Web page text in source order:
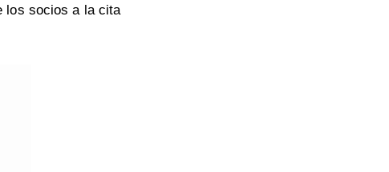
los socios a la cita